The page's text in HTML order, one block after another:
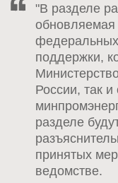
"В разделе
федеральных
поддержки,
России, так
разделе
принятых
ведомстве.